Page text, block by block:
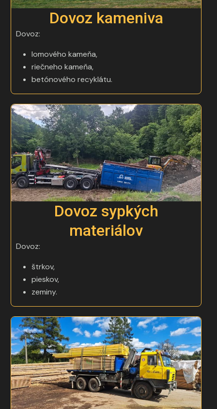
Dovoz kameniva
Dovoz:
lomového kameňa,
riečneho kameňa,
betónového recyklátu.
Dovoz sypkých
materiálov
Dovoz:
štrkov,
pieskov,
zeminy.